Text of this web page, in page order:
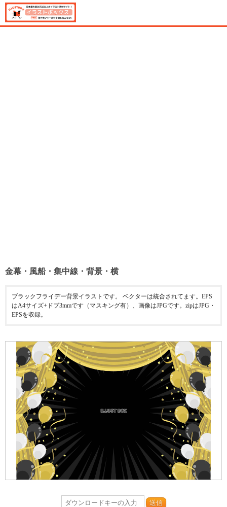
金幕・風船・集中線・背景・横
ブラックフライデー背景イラストです。 ベクターは統合されてます。EPS
はA4サイズ+ドブ3mmです（マスキング有）、画像はJPGです。zipはJPG・
EPSを収録。
送信